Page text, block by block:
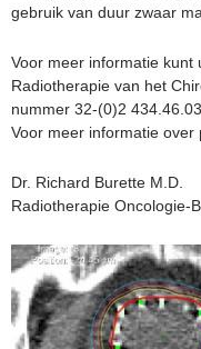
gebruik van duur zwaar
Voor meer informatie kunt
Radiotherapie van het
nummer 32-(0)2 434.46.03
Voor meer informatie over
Dr. Richard Burette M.D.
Radiotherapie Oncologie-